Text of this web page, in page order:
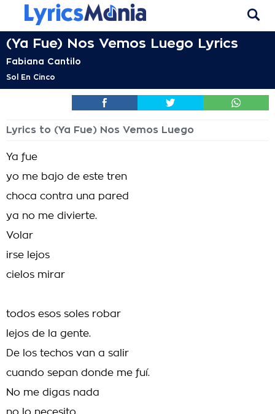
(Ya Fue) Nos Vemos Luego Lyrics
Fabiana Cantilo
Sol En Cinco
Lyrics to (Ya Fue) Nos Vemos Luego
Ya fue
yo me bajo de este tren
choca contra una pared
ya no me divierte.
Volar
irse lejos
cielos mirar
todos esos soles robar
lejos de la gente.
De los techos van a salir
cuando sepan donde me fuí.
No me digas nada